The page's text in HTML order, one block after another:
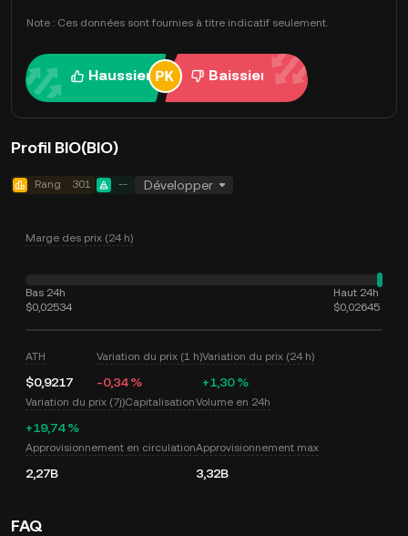
Note : Ces données sont fournies à titre indicatif seulement.
Haussier Baissier
Profil BIO(BIO)
Rang 301 -- Développer
Marge des prix (24 h)
Bas 24h
$0,02534
Haut 24h
$0,02645
ATH
$0,9217
Variation du prix (1 h)
-0,34 %
Variation du prix (24 h)
+1,30 %
Variation du prix (7j)
+19,74 %
CapitalisationVolume en 24h
Approvisionnement en circulation
2,27B
Approvisionnement max
3,32B
FAQ